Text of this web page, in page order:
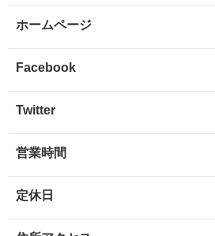
ホームページ
Facebook
Twitter
営業時間
定休日